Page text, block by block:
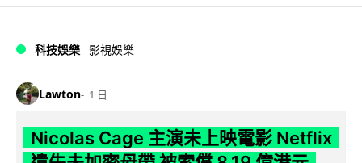
科技娛樂 影視娛樂
Lawton 1 日
Nicolas Cage 主演未上映電影 Netflix